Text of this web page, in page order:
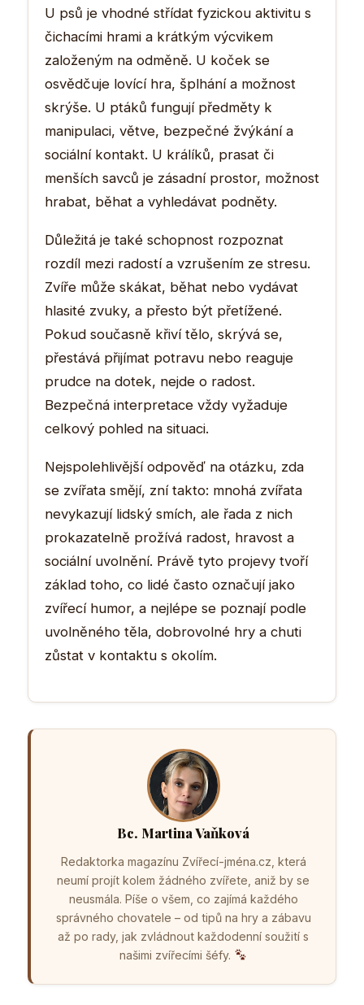
U psů je vhodné střídat fyzickou aktivitu s
čichacími hrami a krátkým výcvikem
založeným na odměně. U koček se
osvědčuje lovící hra, šplhání a možnost
skrýše. U ptáků fungují předměty k
manipulaci, větve, bezpečné žvýkání a
sociální kontakt. U králíků, prasat či
menších savců je zásadní prostor, možnost
hrabat, běhat a vyhledávat podněty.
Důležitá je také schopnost rozpoznat
rozdíl mezi radostí a vzrušením ze stresu.
Zvíře může skákat, běhat nebo vydávat
hlasité zvuky, a přesto být přetížené.
Pokud současně křiví tělo, skrývá se,
přestává přijímat potravu nebo reaguje
prudce na dotek, nejde o radost.
Bezpečná interpretace vždy vyžaduje
celkový pohled na situaci.
Nejspolehlivější odpověď na otázku, zda
se zvířata smějí, zní takto: mnohá zvířata
nevykazují lidský smích, ale řada z nich
prokazatelně prožívá radost, hravost a
sociální uvolnění. Právě tyto projevy tvoří
základ toho, co lidé často označují jako
zvířecí humor, a nejlépe se poznají podle
uvolněného těla, dobrovolné hry a chuti
zůstat v kontaktu s okolím.
Bc. Martina Vaňková
Redaktorka magazínu Zvířecí-jména.cz, která
neumí projít kolem žádného zvířete, aniž by se
neusmála. Píše o všem, co zajímá každého
správného chovatele – od tipů na hry a zábavu
až po rady, jak zvládnout každodenní soužití s
našimi zvířecími šéfy.